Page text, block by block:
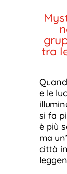
tra
e le
si fa
è più
ma
città